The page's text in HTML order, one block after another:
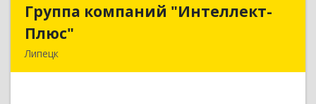
Группа компаний "Интеллект-
Плюс"
Липецк
Группа компаний "Интеллект-